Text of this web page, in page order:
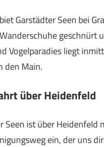
Garstädter Seen bei
geschnürt
Vogelparadies liegt
den Main.
über Heidenfeld
ist über Heidenfeld
ein, der uns